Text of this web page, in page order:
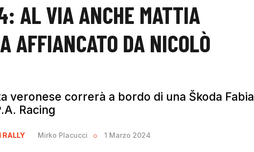
AL VIA ANCHE MATTIA
AFFIANCATO DA NICOLÒ
veronese correrà a bordo di una Škoda Fabia
Racing
RALLY Mirko Placucci 1 Marzo 2024